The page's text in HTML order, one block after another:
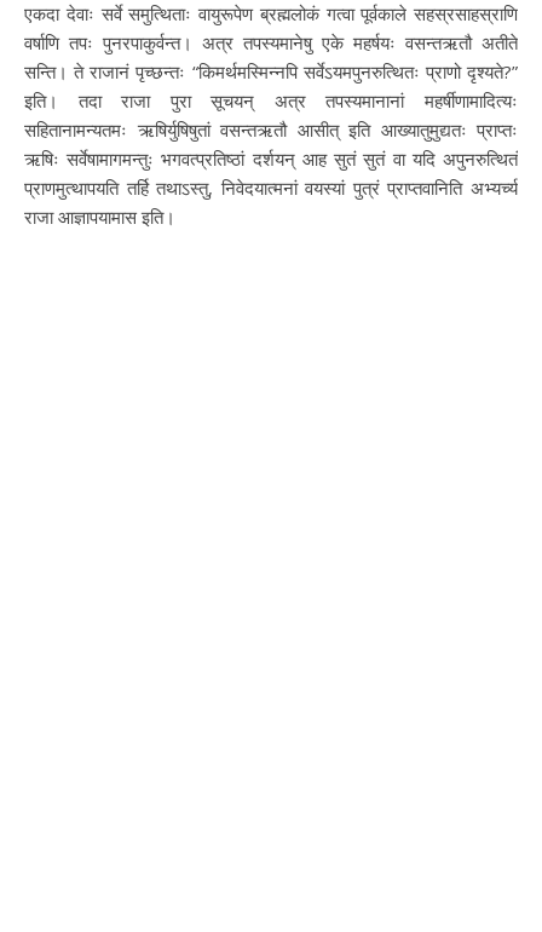
एकदा देवाः सर्वे समुत्थिताः वायुरूपेण ब्रह्मलोकं गत्वा पूर्वकाले सहस्रसाहस्राणि
वर्षाणि तपः पुनरपाकुर्वन्त। अत्र तपस्यमानेषु एके महर्षयः वसन्तऋतौ अतीते
सन्ति। ते राजानं पृच्छन्तः “किमर्थमस्मिन्नपि सर्वेऽयमपुनरुत्थितः प्राणो दृश्यते?”
इति। तदा राजा पुरा सूचयन् अत्र तपस्यमानानां महर्षीणामादित्यः
सहितानामन्यतमः ऋषिर्युषिषुतां वसन्तऋतौ आसीत् इति आख्यातुमुद्यतः प्राप्तः
ऋषिः सर्वेषामागमन्तुः भगवत्प्रतिष्ठां दर्शयन् आह सुतं सुतं वा यदि अपुनरुत्थितं
प्राणमुत्थापयति तर्हि तथाऽस्तु, निवेदयात्मनां वयस्यां पुत्रं प्राप्तवानिति अभ्यर्च्य
राजा आज्ञापयामास इति।